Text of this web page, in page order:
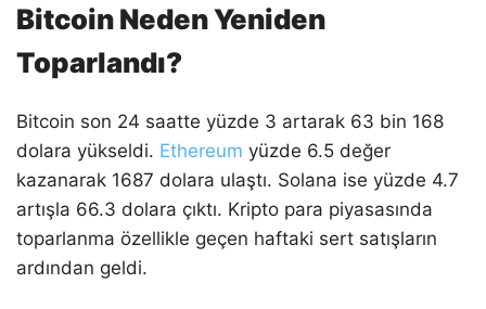
Bitcoin Neden Yeniden
Toparlandı?
Bitcoin son 24 saatte yüzde 3 artarak 63 bin 168
dolara yükseldi. Ethereum yüzde 6.5 değer
kazanarak 1687 dolara ulaştı. Solana ise yüzde 4.7
artışla 66.3 dolara çıktı. Kripto para piyasasında
toparlanma özellikle geçen haftaki sert satışların
ardından geldi.